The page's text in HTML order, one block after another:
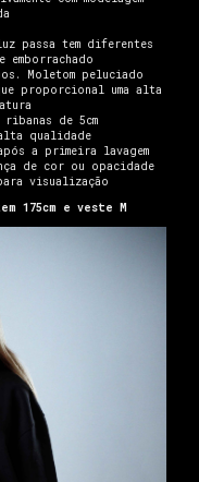
passa tem diferentes
Moletom peluciado
proporcional uma alta
de 5cm
qualidade
a primeira lavagem
de cor ou opacidade
visualização
175cm e veste M